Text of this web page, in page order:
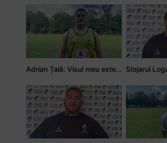
Adrian Țală: Visul meu este să debutez pentru România